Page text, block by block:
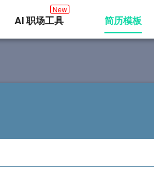
AI 职场工具
New
简历模板